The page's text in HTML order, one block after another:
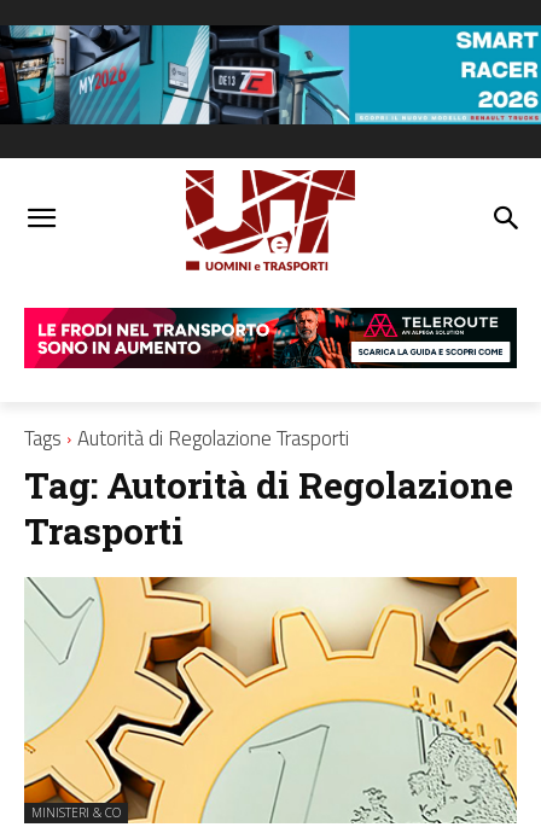
Tags Autorità di Regolazione Trasporti
Tag: Autorità di Regolazione
Trasporti
MINISTERI & CO